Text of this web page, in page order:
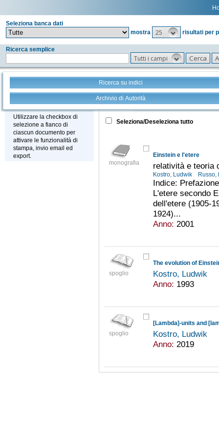
Seleziona banca dati
mostra
25 risultati per
Ricerca semplice
Tutti i campi
Ricerca su indici
Archivio di Autorità
Stampa - Email - Export
Utilizzare la checkbox di
selezione a fianco di
ciascun documento per
attivare le funzionalità di
stampa, invio email ed
export.
Tutto +
Seleziona/Deseleziona tutto
monografia
Einstein e l'etere
relatività e teoria
Kostro, Ludwik
Indice:
L'etere secondo
dell'etere (1905-
1924)...
Anno: 2001
spoglio
The evolution of
Kostro, Ludwik
Anno: 1993
spoglio
Kostro, Ludwik
Anno: 2019